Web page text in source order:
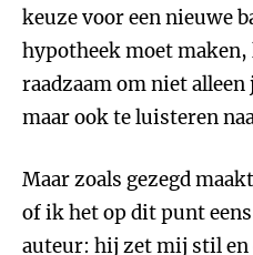
keuze voor een nieuwe
hypotheek moet
raadzaam om niet
maar ook te luisteren
Maar zoals gezegd
of ik het op dit punt
auteur: hij zet mij stil